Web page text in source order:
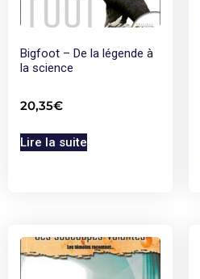
Bigfoot – De la légende à
la science
20,35€
Lire la suite